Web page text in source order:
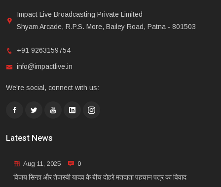
Impact Live Broadcasting Private Limited
Shyam Arcade, R.P.S. More, Bailey Road, Patna - 801503
+91 9263159754
info@impactlive.in
We're social, connect with us:
Latest News
Aug 11, 2025 0
विजय सिन्हा और तेजस्वी यादव के बीच दोहरे मतदाता पहचान पत्र का विवाद